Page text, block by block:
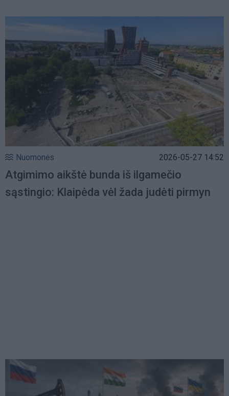
Nuomonės 2026-05-27 14:52
Atgimimo aikštė bunda iš ilgamečio
sąstingio: Klaipėda vėl žada judėti pirmyn